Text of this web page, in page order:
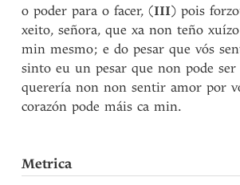
o poder para o facer, (III) pois
xeito, señora, que xa non teño
min mesmo; e do pesar que vós
sinto eu un pesar que non pode ser
querería non non sentir amor por
corazón pode máis ca min.
Metrica